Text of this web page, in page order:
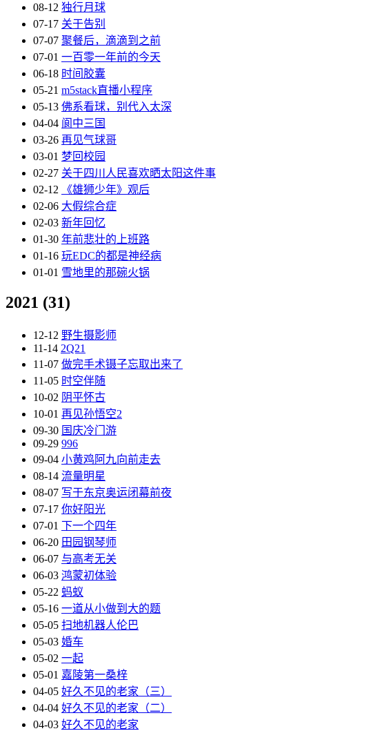
08-12 独行月球
07-17 关于告别
07-07 聚餐后，滴滴到之前
07-01 一百零一年前的今天
06-18 时间胶囊
05-21 m5stack直播小程序
05-13 佛系看球，别代入太深
04-04 阆中三国
03-26 再见气球哥
03-01 梦回校园
02-27 关于四川人民喜欢晒太阳这件事
02-12
《雄狮少年》观后
02-06 大假综合症
02-03 新年回忆
01-30 年前悲壮的上班路
01-16 玩EDC的都是神经病
01-01 雪地里的那碗火锅
2021 (31)
12-12 野生摄影师
11-14 2Q21
11-07 做完手术镊子忘取出来了
11-05 时空伴随
10-02 阴平怀古
10-01 再见孙悟空2
09-30 国庆冷门游
09-29 996
09-04 小黄鸡阿九向前走去
08-14 流量明星
08-07 写于东京奥运闭幕前夜
07-17 你好阳光
07-01 下一个四年
06-20 田园钢琴师
06-07 与高考无关
06-03 鸿蒙初体验
05-22 蚂蚁
05-16 一道从小做到大的题
05-05 扫地机器人伦巴
05-03 婚车
05-02 一起
05-01 嘉陵第一桑梓
04-05 好久不见的老家（三）
04-04 好久不见的老家（二）
04-03 好久不见的老家